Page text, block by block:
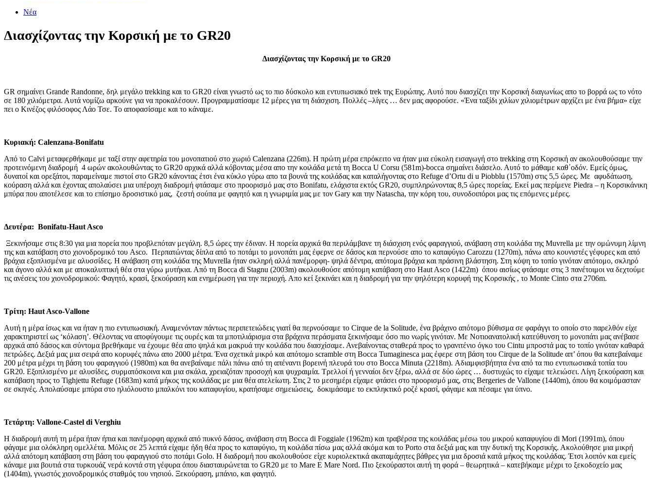
Νέα
Διασχίζοντας την Κορσική με το GR20
Διασχίζοντας την Κορσική με το GR20
GR σημαίνει Grande Randonne, δηλ μεγάλo trekking και το GR20 είναι γνωστό ως το πιο δύσκολο και εντυπωσιακό trek της Ευρώπης. Αυτό που διασχίζει την Κορσική διαγωνίως απο το βορρά ως το νότο
σε 180 χιλιόμετρα. Αυτά νομίζω αρκούνε για να προκαλέσουν. Προγραμματίσαμε 12 μέρες για τη διάσχιση. Πολλές –λίγες … δεν μας αφορούσε. «Ένα ταξίδι χιλίων χιλιομέτρων αρχίζει με ένα βήμα» είχε
πει ο Κινέζος φιλόσοφος Λάο Τσε. Το αποφασίσαμε και το κάναμε.
Κυριακή: Calenzana-Bonifatu
Από το Calvi μεταφερθήκαμε με ταξί στην αφετηρία του μονοπατιού στο χωριό Calenzana (226m). Η πρώτη μέρα επρόκειτο να ήταν μια εύκολη εισαγωγή στο trekking στη Κορσική αν ακολουθούσαμε την
προτεινόμενη διαδρομή 4 ωρών ακολουθώντας το GR20 αρχικά αλλά κόβοντας μέσα απο την κοιλάδα μετά τη Bocca U Corsu (581m)-bocca σημαίνει διάσελο. Αυτό το μάθαμε καθ΄οδόν. Εμείς όμως,
δυνατοί και ορεξάτοι, παραμείναμε πιστοί στο GR20 κάνοντας έτσι ένα κύκλο γύρω απο τα βουνά της κοιλάδας και καταλήγοντας στο Refuge d’Ortu di u Piobblu (1570m) στις 5,5 ώρες. Με αφυδάτωση,
κούραση αλλά και έχοντας απολαύσει μια υπέροχη διαδρομή φτάσαμε στο προορισμό μας στο Bonifatu, ελάχιστα εκτός GR20, συμπληρώνοντας 8,5 ώρες πορείας. Εκεί μας περίμενε Piedra – η Κορσικάνικη
μπύρα που αποτέλεσε και το επίσημο δροσιστικό μας, ζεστή σούπα με φαγητό και η γνωριμία μας με τον Gary και την Νatascha, την κόρη του, συνοδοιπόροι μας τις επόμενες μέρες.
Δευτέρα: Bonifatu-Haut Asco
Ξεκινήσαμε στις 8:30 για μια πορεία που προβλεπόταν μεγάλη. 8,5 ώρες την έδιναν. Η πορεία αρχικά θα περιλάμβανε τη διάσχιση ενός φαραγγιού, ανάβαση στη κοιλάδα της Muvrella με την ομώνυμη λίμνη
της και κατάβαση στο χιονοδρομικό του Asco. Περπατώντας δίπλα από το ποτάμι το μονοπάτι μας έφερνε σε δάσος και περνούσε απο το καταφύγιο Carozzu (1270m), πάνω απο κουνιστές γέφυρες και από
βράχια εξοπλισμένα με αλυσσίδες. Η ανάβαση στη κοιλάδα της Muvrella ήταν σκληρή αλλά πανέμορφη- ψηλά δέντρα, απότομα βράχια και πράσινη βλάστηση. Στη κόψη το τοπίο γινόταν απότομο, σκληρό
και άγονο αλλά και με αποκαλυπτική θέα στα γύρω μυτήκια. Από τη Bocca di Stagnu (2003m) ακολουθούσε απότομη κατάβαση στο Haut Asco (1422m) όπου αισίως φτάσαμε στις 3 πανέτοιμοι να δεχτούμε
τις ανέσεις του χιονοδρομικού: Φαγητό, κρασί, ξεκούραση και ενημέρωση για την περιοχή. Απο κεί ξεκινάει και η διαδρομή για την ψηλότερη κορυφή της Κορσικής , το Monte Cinto στα 2706m.
Τρίτη: Haut Asco-Vallone
Αυτή η μέρα ίσως και να ήταν η πιο εντυπωσιακή. Αναμενόνταν πάντως περιπετειώδεις γιατί θα περνούσαμε το Cirque de la Solitude, ένα βράχινο απότομο βύθισμα σε φαράγγι το οποίο στο παρελθόν είχε
χαρακτηριστεί ως ‘κόλαση’. Θέλοντας να αποφύγουμε τις ουρές και τα μποτιλιάρισμα στα βράχινα περάσματα ξεκινήσαμε όσο πιο νωρίς γινόταν. Με Νοτιοανατολική κατεύθυνση το μονοπάτι μας ανέβασε
αρχικά από δάσος και σύντομα βρεθήκαμε να έχουμε θέα απο ψηλά και μακρυά την κοιλάδα που διασχίσαμε. Ανεβαίνοντας σταθερά προς το γρανιτένιο όγκο του Cintu μπροστά μας το τοπίο γινόταν καθαρά
πετρώδες. Δεξιά μας μια σειρά απο κορυφές πάνω απο 2000 μέτρα. Ένα σχετικά μικρό και απότομο scramble στη Βocca Tumaginesca μας έφερε στη βάση του Cirque de la Solitude απ’ όπου θα κατεβαίναμε
200 μέτρα μέχρι τη βάση του φαραγγιού (1980m) και θα ανεβαίναμε πάλι πάνω από τη απέναντι βορεινή πλευρά του στο Βocca Μinuta (2218m). Αδιαμφισβήτητα ένα από τα πιο εντυπωσιακά τοπία του
GR20. Εξοπλισμένο με αλυσίδες, συρματόσκοινα και μια σκάλα, χρειαζόταν προσοχή και ψυχραιμία. Τρελλοί ή γενναίοι δεν ξέρω, αλλά σε δύο ώρες … δυστυχώς το είχαμε τελειώσει. Λίγη ξεκούραση και
κατάβαση προς το Tighjettu Refuge (1683m) κατά μήκος της κοιλάδας με μια θέα ατελείωτη. Στις 2 το μεσημέρι είχαμε φτάσει στο προορισμό μας, στις Bergeries de Vallone (1440m), όπου θα κοιμόμασταν
σε σκηνές. Απολαύσαμε μπύρα στο ηλιόλουστο μπαλκόνι του καταφυγίου, κρατήσαμε σημειώσεις, δοκιμάσαμε το εκπληκτικό ροζέ κρασί, φάγαμε και πέσαμε για ύπνο.
Τετάρτη: Vallone-Castel di Verghiu
Η διαδρομή αυτή τη μέρα ήταν ήπια και πανέμορφη αρχικά από πυκνό δάσος, ανάβαση στη Bocca di Foggiale (1962m) και τραβέρσα της κοιλάδας μέσω του μικρού καταφυγίου di Mori (1991m), όπου
φάγαμε μια ολόκληρη ομελλέτα. Μόλις σε 25 λεπτά είχαμε ήδη θέα προς το καταφύγιο, τη κοιλάδα πίσω μας αλλά ακόμα και το Porto στα δεξιά μας και την δυτική της Κορσικής. Ακολούθησε μια μικρή
αλλά απότομη κατάβαση στη βάση του φαραγγιού στο ποτάμι Golo. H διαδρομή που ακολουθούσε είχε κυριολεκτικά ακαταμάχητες βάθρες για μια δροσιά κατά μήκος της κοιλάδας. Έτσι λοιπόν και εμείς
κάναμε μια βουτιά στα τυρκουάζ νερά κοντά στη γέφυρα όπου διασταυρώνεται το GR20 με το Mare E Mare Nord. Πιο ξεκούραστοι αυτή τη φορά – θεωρητικά – κατεβήκαμε μέχρι το ξεκοδοχείο μας
(1404m), γνωστός χιονοδρομικός σταθμός του νησιού. Ξεκούραση, μπάνιο, και φαγητό.